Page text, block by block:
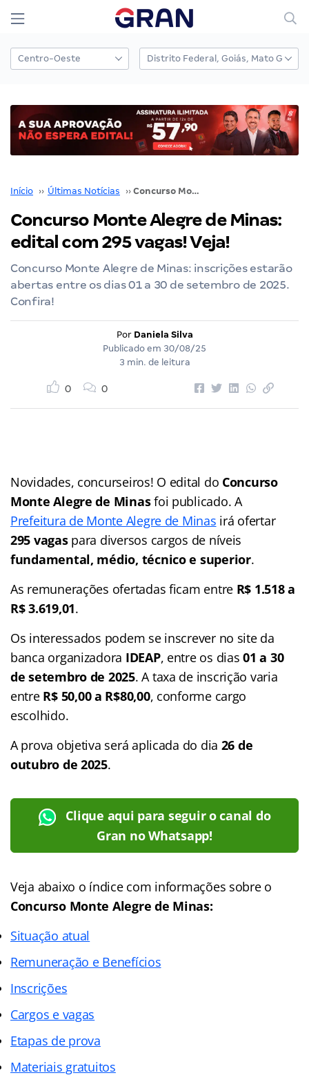
Início ›› Últimas Notícias ›› Concurso Monte Alegre de Minas: edital com 295 vagas! Veja!
Concurso Monte Alegre de Minas:
edital com 295 vagas! Veja!
Concurso Monte Alegre de Minas: inscrições estarão
abertas entre os dias 01 a 30 de setembro de 2025.
Confira!
Por Daniela Silva
Publicado em 30/08/25
3 min. de leitura
0 0
Novidades, concurseiros! O edital do Concurso
Monte Alegre de Minasfoi publicado. A
Prefeitura de Monte Alegre de Minas irá ofertar
295 vagaspara diversos cargos de níveis
fundamental, médio, técnico e superior.
As remunerações ofertadas ficam entre R$ 1.518 a
R$ 3.619,01.
Os interessados podem se inscrever no site da
banca organizadora IDEAP, entre os dias01 a 30
de setembro de 2025. A taxa de inscrição varia
entre R$ 50,00 a R$80,00, conforme cargo
escolhido.
A prova objetiva será aplicada do dia 26 de
outubro de 2025.
Clique aqui para seguir o canal do
Gran no Whatsapp!
Veja abaixo o índicecom informações sobre o
Concurso Monte Alegre de Minas:
Situação atual
Remuneração e Benefícios
Inscrições
Cargos e vagas
Etapas de prova
Materiais gratuitos